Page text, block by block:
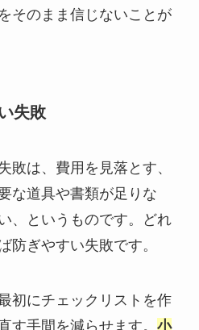
そのまま信じないことが
失敗
敗は、費用を見落とす、
な道具や書類が足りな
、というものです。どれ
防ぎやすい失敗です。
初にチェックリストを作
す手間を減らせます。 小